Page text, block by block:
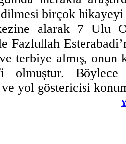
birçok hikayeyi
alarak 7 Ulu
Fazlullah
terbiye almış, onun
olmuştur.
yol göstericisi